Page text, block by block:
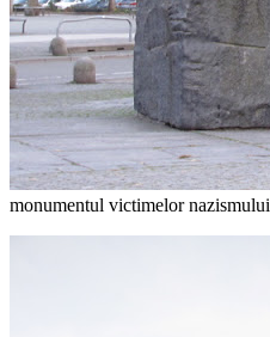
monumentul victimelor nazismului